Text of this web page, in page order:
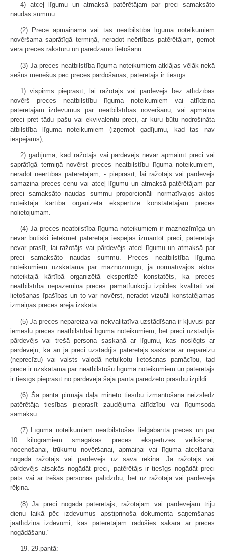
4) atceļ līgumu un atmaksā patērētājam par preci samaksāto
naudas summu.
(2) Prece apmaināma vai tās neatbilstība līguma noteikumiem
novēršama saprātīgā termiņā, neradot neērtības patērētājam, ņemot
vērā preces raksturu un paredzamo lietošanu.
(3) Ja preces neatbilstība līguma noteikumiem atklājas vēlāk nekā
sešus mēnešus pēc preces pārdošanas, patērētājs ir tiesīgs:
1) vispirms pieprasīt, lai ražotājs vai pārdevējs bez atlīdzības
novērš preces neatbilstību līguma noteikumiem vai atlīdzina
patērētājam izdevumus par neatbilstības novēršanu, vai apmaina
preci pret tādu pašu vai ekvivalentu preci, ar kuru būtu nodrošināta
atbilstība līguma noteikumiem (izņemot gadījumu, kad tas nav
iespējams);
2) gadījumā, kad ražotājs vai pārdevējs nevar apmainīt preci vai
saprātīgā termiņā novērst preces neatbilstību līguma noteikumiem,
neradot neērtības patērētājam, - pieprasīt, lai ražotājs vai pārdevējs
samazina preces cenu vai atceļ līgumu un atmaksā patērētājam par
preci samaksāto naudas summu proporcionāli normatīvajos aktos
noteiktajā kārtībā organizētā ekspertīzē konstatētajam preces
nolietojumam.
(4) Ja preces neatbilstība līguma noteikumiem ir maznozīmīga un
nevar būtiski ietekmēt patērētāja iespējas izmantot preci, patērētājs
nevar prasīt, lai ražotājs vai pārdevējs atceļ līgumu un atmaksā par
preci samaksāto naudas summu. Preces neatbilstība līguma
noteikumiem uzskatāma par maznozīmīgu, ja normatīvajos aktos
noteiktajā kārtībā organizētā ekspertīzē konstatēts, ka preces
neatbilstība nepazemina preces pamatfunkciju izpildes kvalitāti vai
lietošanas īpašības un to var novērst, neradot vizuāli konstatējamas
izmaiņas preces ārējā izskatā.
(5) Ja preces nepareiza vai nekvalitatīva uzstādīšana ir kļuvusi par
iemeslu preces neatbilstībai līguma noteikumiem, bet preci uzstādījis
pārdevējs vai trešā persona saskaņā ar līgumu, kas noslēgts ar
pārdevēju, kā arī ja preci uzstādījis patērētājs saskaņā ar nepareizu
(neprecīzu) vai valsts valodā netulkotu lietošanas pamācību, tad
prece ir uzskatāma par neatbilstošu līguma noteikumiem un patērētājs
ir tiesīgs pieprasīt no pārdevēja šajā pantā paredzēto prasību izpildi.
(6) Šā panta pirmajā daļā minēto tiesību izmantošana neizslēdz
patērētāja tiesības pieprasīt zaudējuma atlīdzību vai līgumsoda
samaksu.
(7) Līguma noteikumiem neatbilstošas lielgabarīta preces un par
10 kilogramiem smagākas preces ekspertīzes veikšanai,
nocenošanai, trūkumu novēršanai, apmaiņai vai līguma atcelšanai
nogādā ražotājs vai pārdevējs uz sava rēķina. Ja ražotājs vai
pārdevējs atsakās nogādāt preci, patērētājs ir tiesīgs nogādāt preci
pats vai ar trešās personas palīdzību, bet uz ražotāja vai pārdevēja
rēķina.
(8) Ja preci nogādā patērētājs, ražotājam vai pārdevējam triju
dienu laikā pēc izdevumus apstiprinoša dokumenta saņemšanas
jāatlīdzina izdevumi, kas patērētājam radušies sakarā ar preces
nogādāšanu."
19. 29.pantā: